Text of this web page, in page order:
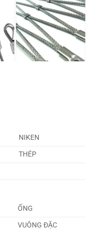
NIKEN
THÉP
ỐNG
VUÔNG ĐẶC